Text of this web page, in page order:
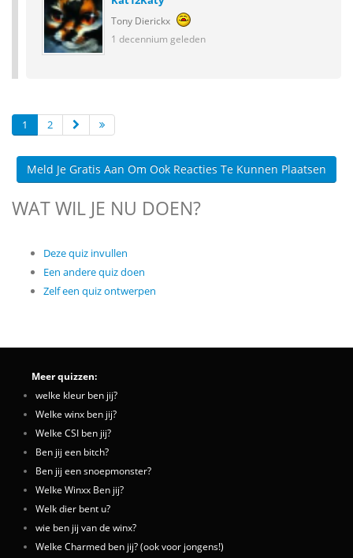
Tony Dierickx
1 decennium geleden
1 2
Meld Je Gratis Aan Om Ook Reacties Te Kunnen Plaatsen
WAT WIL JE NU DOEN?
Deze quiz invullen
Een andere quiz doen
Zelf een quiz ontwerpen
Meer quizzen:
welke kleur ben jij?
Welke winx ben jij?
Welke CSI ben jij?
Ben jij een bitch?
Ben jij een snoepmonster?
Welke Winxx Ben jij?
Welk dier bent u?
wie ben jij van de winx?
Welke Charmed ben jij? (ook voor jongens!)